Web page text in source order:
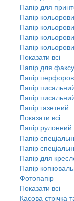
Папір для
Папір
Папір
Папір
Папір
Показати всі
Папір для факсу
Папір
Папір
Папір
Папір газетний
Показати всі
Папір рулонний
Папір
Папір
Папір для
Папір
Фотопапір
Показати всі
Касова стрічка